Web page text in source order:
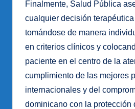
Finalmente, Salud Pública
cualquier decisión
tomándose de manera
en criterios clínicos y
paciente en el centro de la
cumplimiento de las mejores
internacionales y del
dominicano con la protección